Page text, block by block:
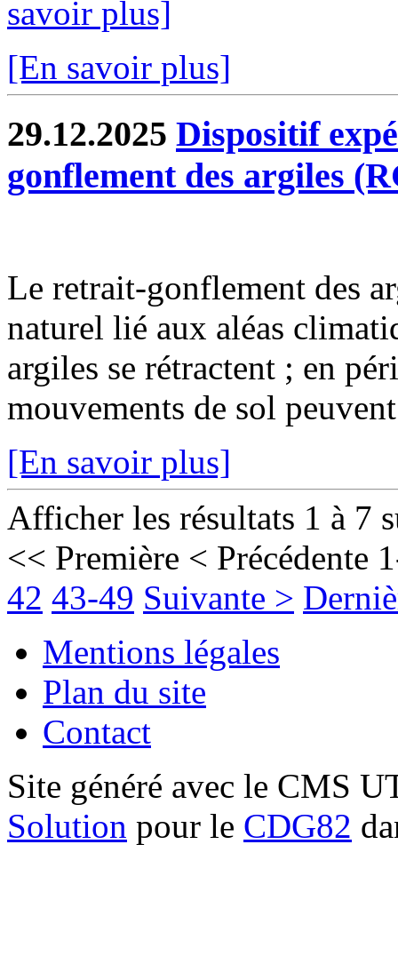
savoir plus]
[En savoir plus]
29.12.2025 Dispositif
gonflement des argiles
Le retrait-gonflement des
naturel lié aux aléas
argiles se rétractent ; en
mouvements de sol
[En savoir plus]
Afficher les résultats 1 à 7
<< Première < Précédente
42 43-49 Suivante >
Mentions légales
Plan du site
Contact
Site généré avec le CMS
Solution pour le CDG82